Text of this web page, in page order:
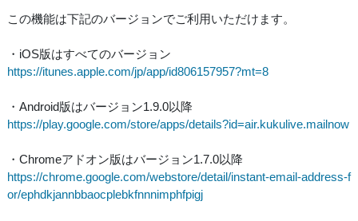
この機能は下記のバージョンでご利用いただけます。
・iOS版はすべてのバージョン
https://itunes.apple.com/jp/app/id806157957?mt=8
・Android版はバージョン1.9.0以降
https://play.google.com/store/apps/details?id=air.kukulive.mailnow
・Chromeアドオン版はバージョン1.7.0以降
https://chrome.google.com/webstore/detail/instant-email-address-f
or/ephdkjannbbaocplebkfnnnimphfpigj